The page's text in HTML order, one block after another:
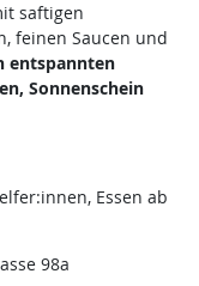
saftigen
feinen Saucen und
entspannten
Sonnenschein
Essen ab
98a